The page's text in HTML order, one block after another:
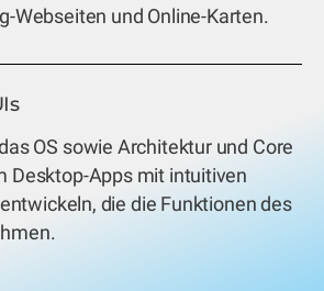
Webseiten und Online-Karten.
OS sowie Architektur und Core
Desktop-Apps mit intuitiven
die die Funktionen des